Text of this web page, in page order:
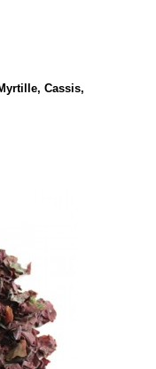
Cassis,